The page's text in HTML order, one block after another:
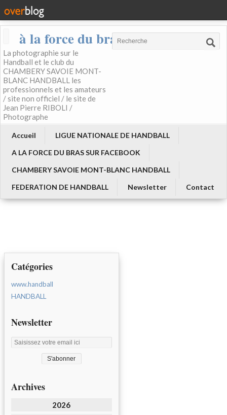
à la force du bras
La photographie sur le
Handball et le club du
CHAMBERY SAVOIE MONT-
BLANC HANDBALL les
professionnels et les amateurs
/ site non officiel / le site de
Jean Pierre RIBOLI /
Photographe
Accueil
LIGUE NATIONALE DE HANDBALL
A LA FORCE DU BRAS SUR FACEBOOK
CHAMBERY SAVOIE MONT-BLANC HANDBALL
FEDERATION DE HANDBALL
Newsletter Contact
Catégories
www.handball
HANDBALL
Newsletter
Archives
2026